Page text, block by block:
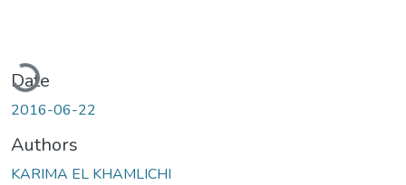
Date
2016-06-22
Authors
KARIMA EL KHAMLICHI